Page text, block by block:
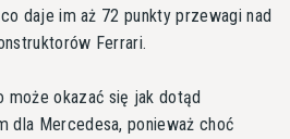
daje im aż 72 punkty przewagi nad
Ferrari.
może okazać się jak dotąd
dla Mercedesa, ponieważ choć